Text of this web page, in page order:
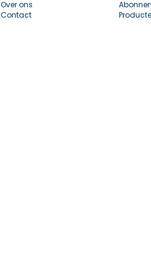
Over ons
Contact